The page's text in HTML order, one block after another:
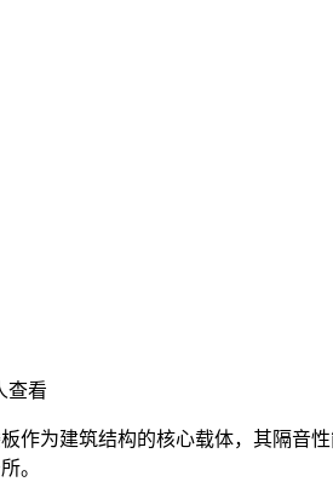
查看
作为建筑结构的核心载体，其隔
。